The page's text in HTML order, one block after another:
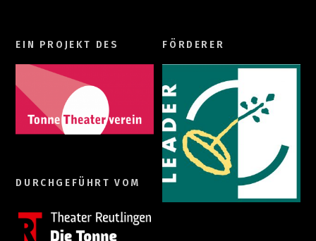
EIN PROJEKT DES
DURCHGEFÜHRT VOM
FÖRDERER